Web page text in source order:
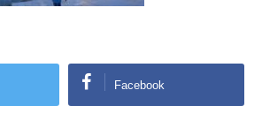
Facebook